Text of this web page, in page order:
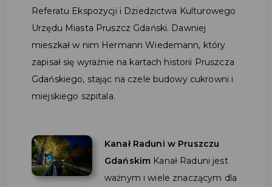
Referatu Ekspozycji i Dziedzictwa Kulturowego
Urzędu Miasta Pruszcz Gdański. Dawniej
mieszkał w nim Hermann Wiedemann, który
zapisał się wyraźnie na kartach historii Pruszcza
Gdańskiego, stając na czele budowy cukrowni i
miejskiego szpitala.
Kanał Raduni w Pruszczu
Gdańskim Kanał Raduni jest
ważnym i wiele znaczącym dla